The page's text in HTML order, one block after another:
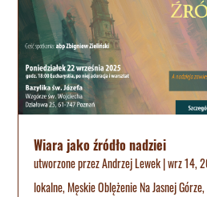
Wiara jako źródło nadziei
utworzone przezAndrzej Lewek|wrz 14,
lokalne,Męskie Oblężenie Na Jasnej Górze,